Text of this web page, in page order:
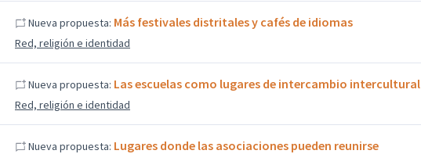
Nueva propuesta: Más festivales distritales y cafés de idiomas
Red, religión e identidad
Nueva propuesta: Las escuelas como lugares de intercambio intercultural
Red, religión e identidad
Nueva propuesta: Lugares donde las asociaciones pueden reunirse